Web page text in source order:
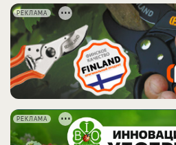
РЕКЛАМА
РЕКЛАМА